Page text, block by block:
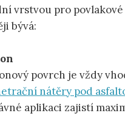
vrstvou pro
bývá:
povrch je vždy
nátěry pod
aplikaci zajistí